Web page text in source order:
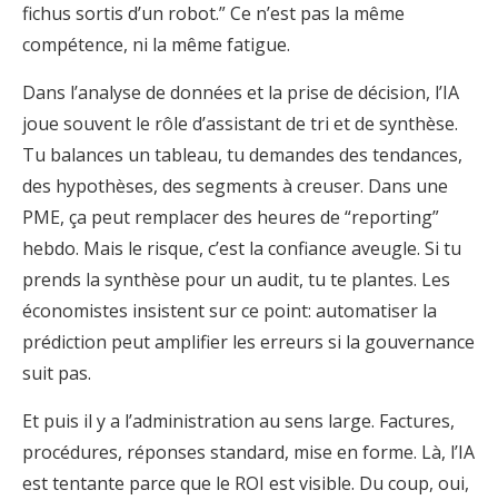
fichus sortis d’un robot.” Ce n’est pas la même
compétence, ni la même fatigue.
Dans l’analyse de données et la prise de décision, l’IA
joue souvent le rôle d’assistant de tri et de synthèse.
Tu balances un tableau, tu demandes des tendances,
des hypothèses, des segments à creuser. Dans une
PME, ça peut remplacer des heures de “reporting”
hebdo. Mais le risque, c’est la confiance aveugle. Si tu
prends la synthèse pour un audit, tu te plantes. Les
économistes insistent sur ce point: automatiser la
prédiction peut amplifier les erreurs si la gouvernance
suit pas.
Et puis il y a l’administration au sens large. Factures,
procédures, réponses standard, mise en forme. Là, l’IA
est tentante parce que le ROI est visible. Du coup, oui,